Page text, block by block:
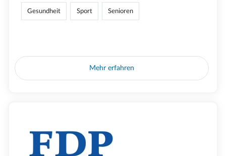
Gesundheit Sport Senioren
Mehr erfahren